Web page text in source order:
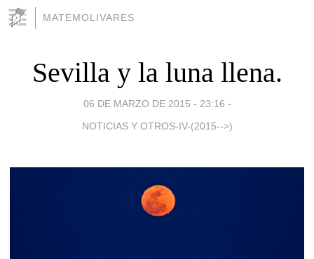
MATEMOLIVARES
Sevilla y la luna llena.
06 DE MARZO DE 2015 - 23:16 -
NOTICIAS Y OTROS-IV-(2015-->)